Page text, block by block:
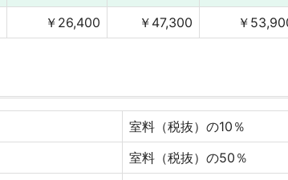
￥26,400 ￥47,300 ￥
室料（税抜）の10％
室料（税抜）の50％